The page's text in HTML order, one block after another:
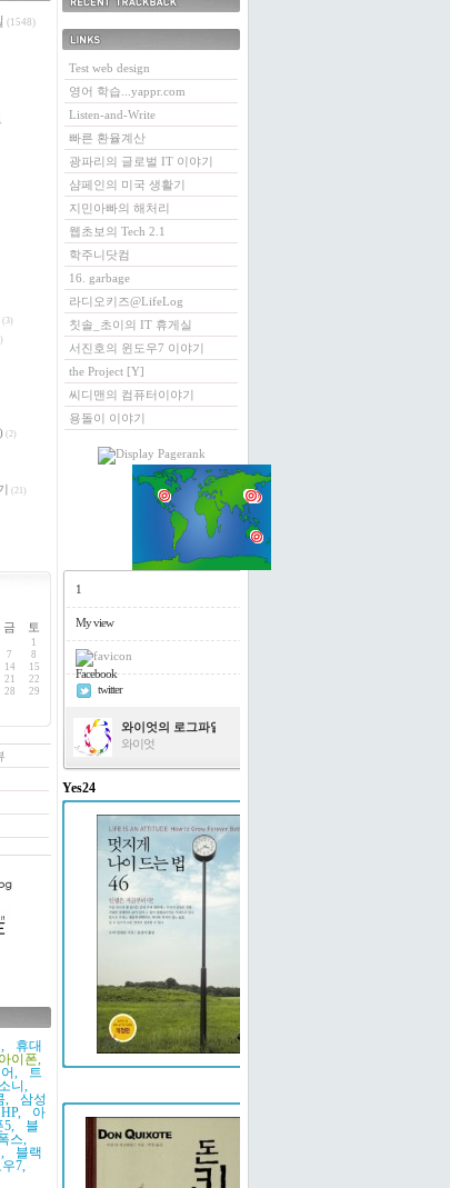
(1548)
(3)
(2)
(21)
금 토
1
7
8
14
15
21
22
28
29
휴대
아이폰,
,
트
소니,
,
삼성
HP,
아
5,
블
스,
블랙
7,
링크
Test web design
영어 학습...yappr.com
Listen-and-Write
빠른 환율계산
광파리의 글로벌 IT 이야기
샴페인의 미국 생활기
지민아빠의 해처리
웹초보의 Tech 2.1
학주니닷컴
16. garbage
라디오키즈@LifeLog
칫솔_초이의 IT 휴게실
서진호의 윈도우7 이야기
the Project [Y]
씨디맨의 컴퓨터이야기
용돌이 이야기
1
My view
Facebook
twitter
와이엇의 로그파일
와이엇
Yes24